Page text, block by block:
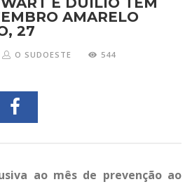
AMARELO
27
O SUDOESTE 544
ao mês de prevenção ao